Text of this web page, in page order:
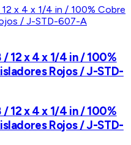
12 x 4 x 1/4 in / 100%
Rojos / J-STD-
12 x 4 x 1/4 in / 100%
Rojos / J-STD-